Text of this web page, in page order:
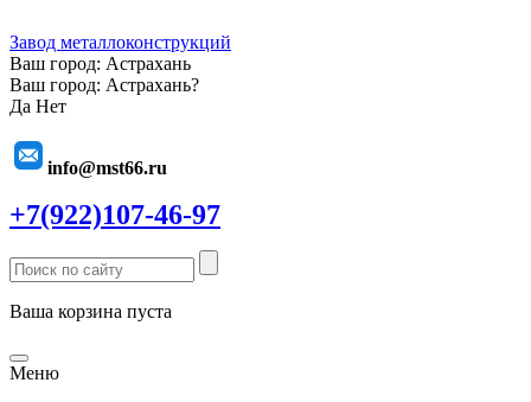
Завод металлоконструкций
Ваш город: Астрахань
Ваш город: Астрахань?
Да Нет
info@mst66.ru
+7(922)107-46-97
Ваша корзина пуста
Меню